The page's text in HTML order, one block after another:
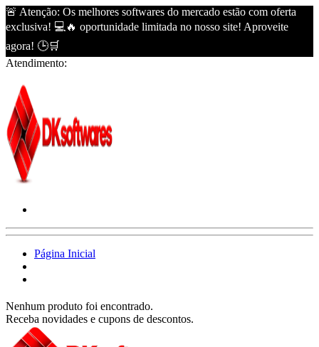
🚨 Atenção: Os melhores softwares do mercado estão com oferta
exclusiva! 💻🔥 oportunidade limitada no nosso site! Aproveite
agora! 🕒🛒
Atendimento:
Página Inicial
Nenhum produto foi encontrado.
Receba novidades e cupons de descontos.